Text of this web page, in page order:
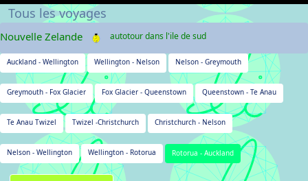
Tous les voyages
Nouvelle Zelande autotour dans l'ile de sud
Auckland - Wellington Wellington - Nelson Nelson - Greymouth
Greymouth - Fox Glacier Fox Glacier - Queenstown Queenstown - Te Anau
Te Anau Twizel Twizel -Christchurch Christchurch - Nelson
Nelson - Wellington Wellington - Rotorua Rotorua - Auckland